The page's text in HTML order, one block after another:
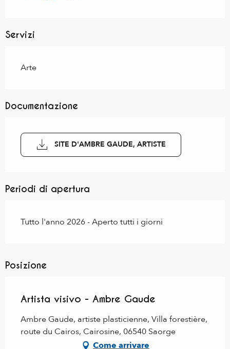
Servizi
Arte
Documentazione
SITE D'AMBRE GAUDE, ARTISTE
Periodi di apertura
Tutto l'anno 2026 - Aperto tutti i giorni
Posizione
Artista visivo - Ambre Gaude
Ambre Gaude, artiste plasticienne, Villa forestière,
route du Cairos, Cairosine, 06540 Saorge
Come arrivare